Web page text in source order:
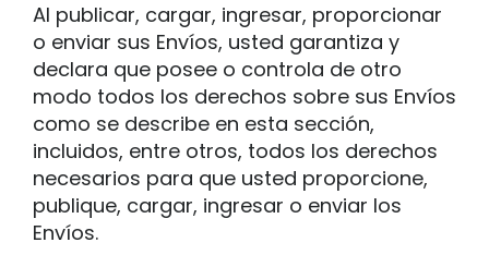
Al publicar, cargar, ingresar, proporcionar
o enviar sus Envíos, usted garantiza y
declara que posee o controla de otro
modo todos los derechos sobre sus Envíos
como se describe en esta sección,
incluidos, entre otros, todos los derechos
necesarios para que usted proporcione,
publique, cargar, ingresar o enviar los
Envíos.